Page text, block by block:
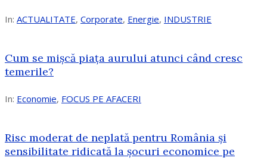
In: ACTUALITATE, Corporate, Energie, INDUSTRIE
Cum se mișcă piața aurului atunci când cresc
temerile?
In: Economie, FOCUS PE AFACERI
Risc moderat de neplată pentru România și
sensibilitate ridicată la șocuri economice pe